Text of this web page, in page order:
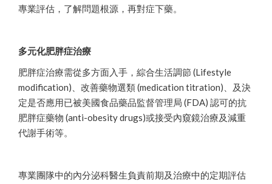
專業評估，了解問題根源，再對症下藥。
多元化肥胖症治療
肥胖症治療需從多方面入手，綜合生活調節 (Lifestyle
modification)、改善藥物選類 (medication titration)、及決
定是否應用已被美國食品藥品監督管理局 (FDA) 認可的抗
肥胖症藥物 (anti-obesity drugs)或接受內窺鏡治療及減重
代謝手術等。
專業團隊中的內分泌科醫生負責前期及治療中的定期評估